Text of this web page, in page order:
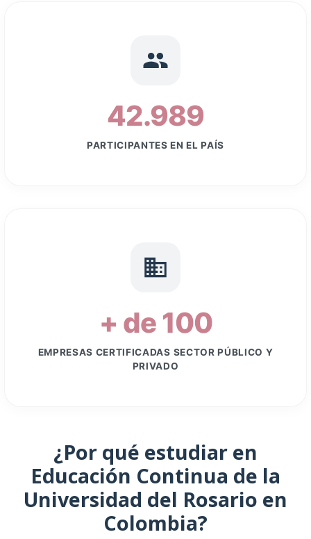
PARTICIPANTES EN EL PAÍS
EMPRESAS CERTIFICADAS SECTOR PÚBLICO Y
Educación Continua de la
Universidad del Rosario en
Colombia?